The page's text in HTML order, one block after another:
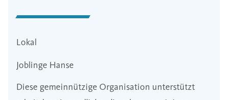
Lokal
Joblinge Hanse
Diese gemeinnützige Organisation unterstützt